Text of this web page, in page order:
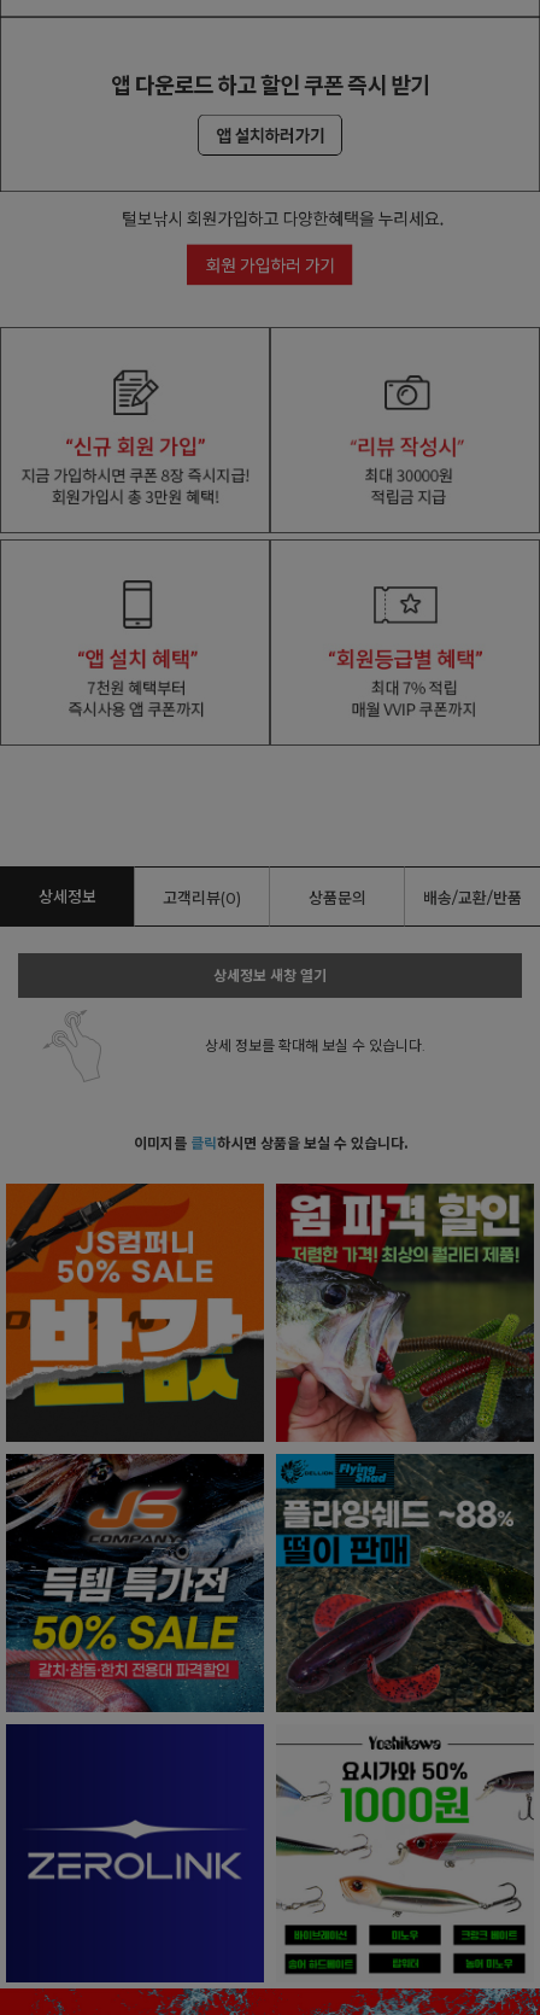
상세정보 고객리뷰(0) 상품문의 배송/교환/반품
상세정보 새창 열기
상세 정보를 확대해 보실 수 있습니다.
이미지를 클릭하시면 상품을 보실 수 있습니다.